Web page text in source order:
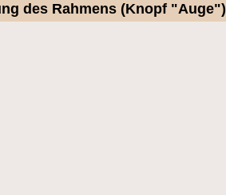
des Rahmens (Knopf "Auge")